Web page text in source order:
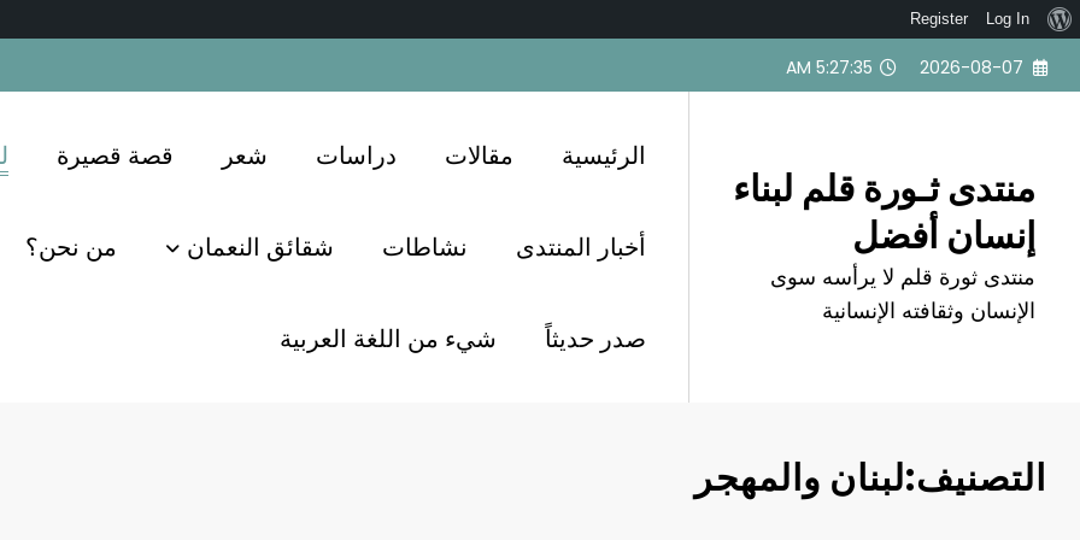
نبذة
عن
ووردبريس
Log In
Register
التجاوز
2026-08-07
5:27:36 AM
منتدى ثـورة قلم لبناء
إنسان أفضل
منتدى ثورة قلم لا يرأسه سوى
الإنسان وثقافته الإنسانية
الرئيسية مقالات دراسات شعر قصة قصيرة
أخبار المنتدى نشاطات شقائق النعمان من نحن؟
صدر حديثاً شيء من اللغة العربية
التصنيف:لبنان والمهجر